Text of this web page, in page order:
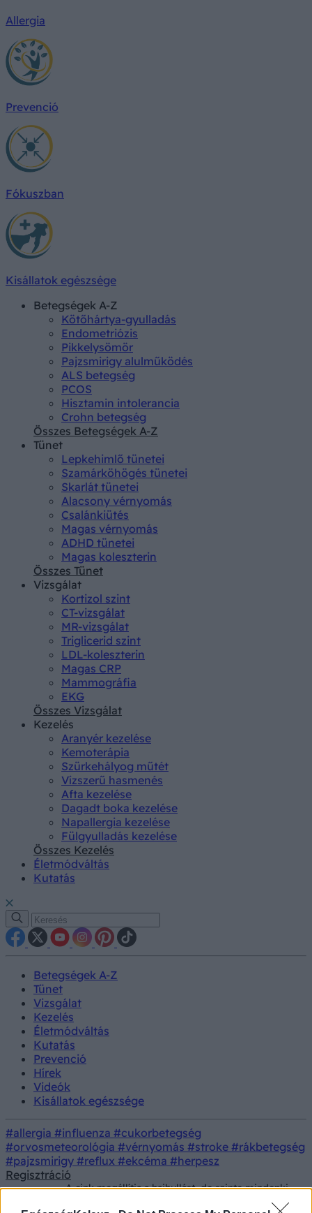
Allergia
Prevenció
Fókuszban
Kisállatok egészsége
Betegségek A-Z
Kötőhártya-gyulladás
Endometriózis
Pikkelysömör
Pajzsmirigy alulműködés
ALS betegség
PCOS
Hisztamin intolerancia
Crohn betegség
Összes Betegségek A-Z
Tünet
Lepkehimlő tünetei
Szamárköhögés tünetei
Skarlát tünetei
Alacsony vérnyomás
Csalánkiütés
Magas vérnyomás
ADHD tünetei
Magas koleszterin
Összes Tünet
Vizsgálat
Kortizol szint
CT-vizsgálat
MR-vizsgálat
Triglicerid szint
LDL-koleszterin
Magas CRP
Mammográfia
EKG
Összes Vizsgálat
Kezelés
Aranyér kezelése
Kemoterápia
Szürkehályog műtét
Vízszerű hasmenés
Afta kezelése
Dagadt boka kezelése
Napallergia kezelése
Fülgyulladás kezelése
Összes Kezelés
Életmódváltás
Kutatás
Betegségek A-Z
Tünet
Vizsgálat
Kezelés
Életmódváltás
Kutatás
Prevenció
Hírek
Videók
Kisállatok egészsége
#allergia #influenza #cukorbetegség
#orvosmeteorológia #vérnyomás #stroke #rákbetegség
#pajzsmirigy #reflux #ekcéma #herpesz
Regisztráció
A cink megállítja a hajhullást, de szinte mindenki